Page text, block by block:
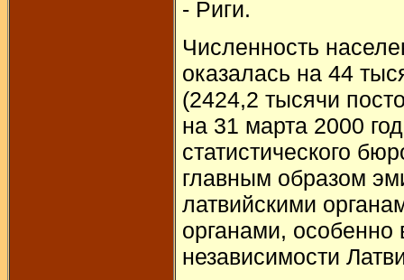
- Риги.
Численность
оказалась на 44
(2424,2 тысячи
на 31 марта 2000
статистического
главным образом
латвийскими
органами, особенно
независимости